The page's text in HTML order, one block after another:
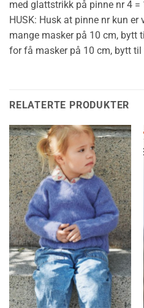
med glattstrikk på pinne nr 4 =
HUSK: Husk at pinne nr kun er
mange masker på 10 cm, bytt
for få masker på 10 cm, bytt til
RELATERTE PRODUKTER